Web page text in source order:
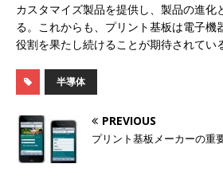
カスタマイズ製品を提供し、製品の進化
る。これからも、プリント基板は電子機
役割を果たし続けることが期待されてい
半導体
PREVIOUS
プリント基板メーカーの重